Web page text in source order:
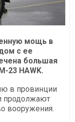
мощь в
с ее
большая
23 HAWK.
в провинции
продолжают
вооружения.